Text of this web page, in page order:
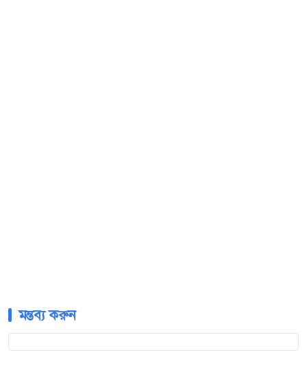
মন্তব্য করুন